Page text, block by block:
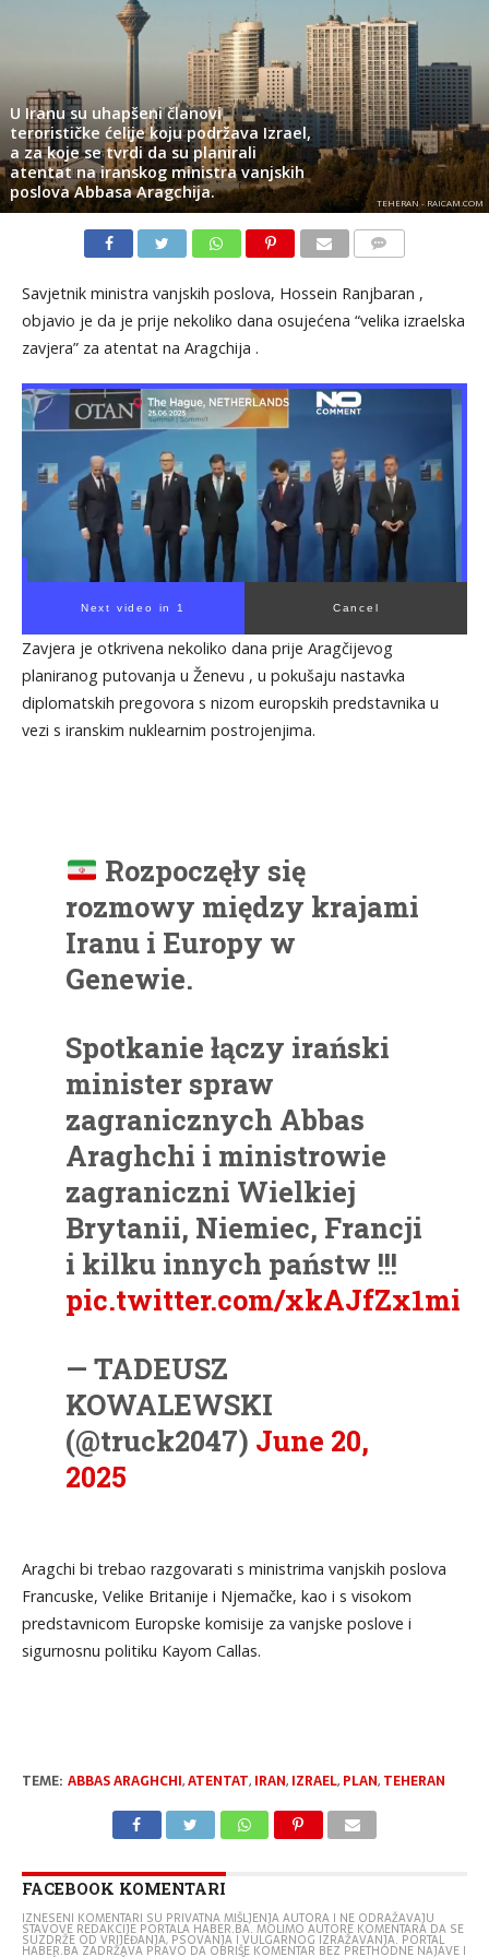
U Iranu su uhapšeni članovi
terorističke ćelije koju podržava Izrael,
a za koje se tvrdi da su planirali
atentat na iranskog ministra vanjskih
poslova Abbasa Aragchija.
TEHERAN - RAICAM.COM
Savjetnik ministra vanjskih poslova, Hossein Ranjbaran ,
objavio je da je prije nekoliko dana osujećena “velika izraelska
zavjera” za atentat na Aragchija .
Next video in 1 Cancel
Zavjera je otkrivena nekoliko dana prije Aragčijevog
planiranog putovanja u Ženevu , u pokušaju nastavka
diplomatskih pregovora s nizom europskih predstavnika u
vezi s iranskim nuklearnim postrojenjima.
Rozpoczęły się
rozmowy między krajami
Iranu i Europy w
Genewie.
Spotkanie łączy irański
minister spraw
zagranicznych Abbas
Araghchi i ministrowie
zagraniczni Wielkiej
Brytanii, Niemiec, Francji
i kilku innych państw !!!
pic.twitter.com/xkAJfZx1mi
— TADEUSZ
KOWALEWSKI
(@truck2047) June 20,
2025
Aragchi bi trebao razgovarati s ministrima vanjskih poslova
Francuske, Velike Britanije i Njemačke, kao i s visokom
predstavnicom Europske komisije za vanjske poslove i
sigurnosnu politiku Kayom Callas.
TEME: ABBAS ARAGHCHI,ATENTAT, IRAN, IZRAEL, PLAN, TEHERAN
FACEBOOK KOMENTARI
IZNESENI KOMENTARI SU PRIVATNA MIŠLJENJA AUTORA I NE ODRAŽAVAJU
STAVOVE REDAKCIJE PORTALA HABER.BA. MOLIMO AUTORE KOMENTARA DA SE
SUZDRŽE OD VRIJEĐANJA, PSOVANJA I VULGARNOG IZRAŽAVANJA. PORTAL
HABER.BA ZADRŽAVA PRAVO DA OBRIŠE KOMENTAR BEZ PRETHODNE NAJAVE I